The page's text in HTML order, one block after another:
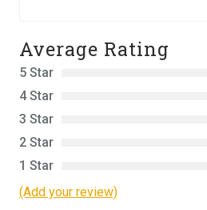
Average Rating
5 Star
4 Star
3 Star
2 Star
1 Star
(Add your review)